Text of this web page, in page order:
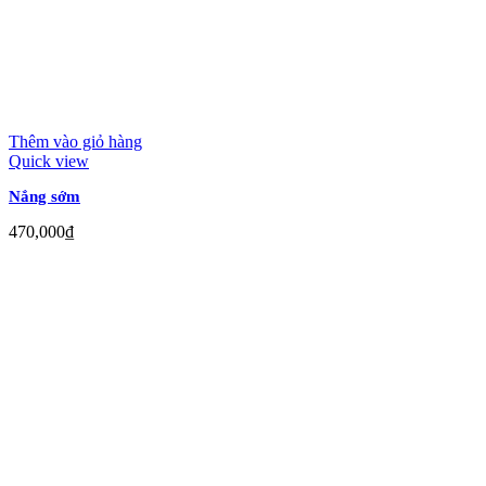
Thêm vào giỏ hàng
Quick view
Nắng sớm
470,000₫